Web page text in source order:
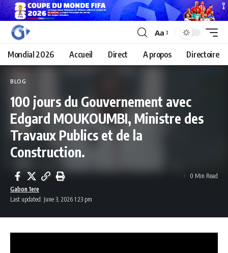
Aa
Mondial 2026 Accueil Direct A propos Directoire
BLOG
100 jours du Gouvernement avec
Edgard MOUKOUMBI, Ministre des
Travaux Publics et de la
Construction.
Last updated: June 3, 2026 1:23 pm
Gabon 1ere
0 Min Read